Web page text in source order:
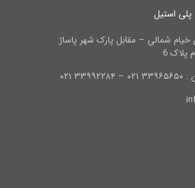
پلی استیل
شمالی – مقابل پارک شهر پاساژ
6
۰۲۱